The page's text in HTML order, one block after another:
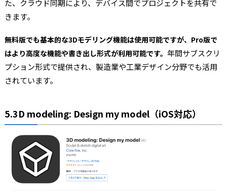
た、クラウド同期により、デバイス間でプロジェクトを共有で
きます。
無料版でも基本的な3Dモデリング機能は使用可能ですが、Pro版で
はより高度な機能や書き出し形式が利用可能です。 年間サブスクリ
プション形式で提供され、製造業や工業デザイン分野でも活用
されています。
5.3D modeling: Design my model（iOS対応）